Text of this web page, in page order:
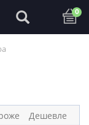
0
Дешевле